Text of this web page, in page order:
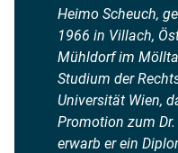
Heimo Scheuch,
1966 in Villach,
Mühldorf im
Studium der
Universität Wien,
Promotion zum
erwarb er ein